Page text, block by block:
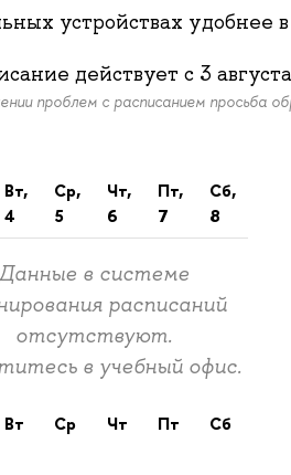
устройствах удобнее
действует c 3 августа
проблем с расписанием просьба
вт,
4
ср,
5
чт,
6
пт,
7
сб,
8
в системе
расписаний
отсутствуют.
в учебный офис.
вт ср чт пт сб